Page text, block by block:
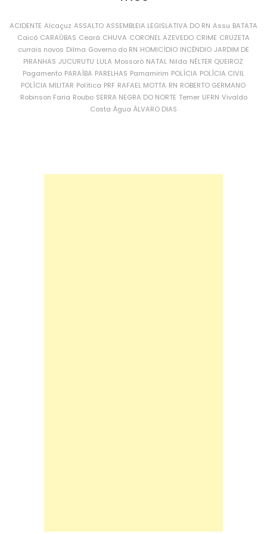
ACIDENTE Alcaçuz ASSALTO ASSEMBLEIA LEGISLATIVA DO RN Assu BATATA
Caicó CARAÚBAS Ceará CHUVA CORONEL AZEVEDO CRIME CRUZETA
currais novos Dilma Governo do RN HOMICÍDIO INCÊNDIO JARDIM DE
PIRANHAS JUCURUTU LULA Mossoró NATAL Nilda NÉLTER QUEIROZ
Pagamento PARAÍBA PARELHAS Parnamirim POLÍCIA POLÍCIA CIVIL
POLÍCIA MILITAR Política PRF RAFAEL MOTTA RN ROBERTO GERMANO
Robinson Faria Roubo SERRA NEGRA DO NORTE Temer UFRN Vivaldo
Costa Água ÁLVARO DIAS